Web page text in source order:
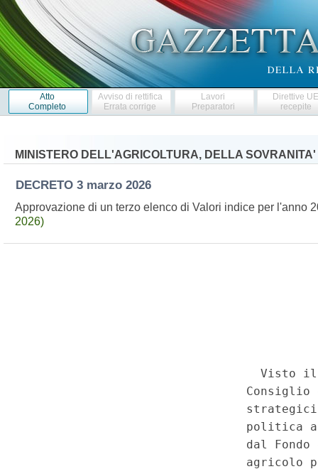
Atto
Completo
Avviso di rettifica
Errata corrige
Lavori
Preparatori
Direttive
recepite
MINISTERO DELL'AGRICOLTURA, DELLA
DECRETO 3 marzo 2026
Approvazione di un terzo elenco di Valori indice per l'anno
2026)